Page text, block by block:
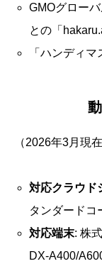
GMOグロー
との「
「ハンディ
（2026年3月現在
対応クラウド
タンダードコ
対応端末: 株
DX-A400/